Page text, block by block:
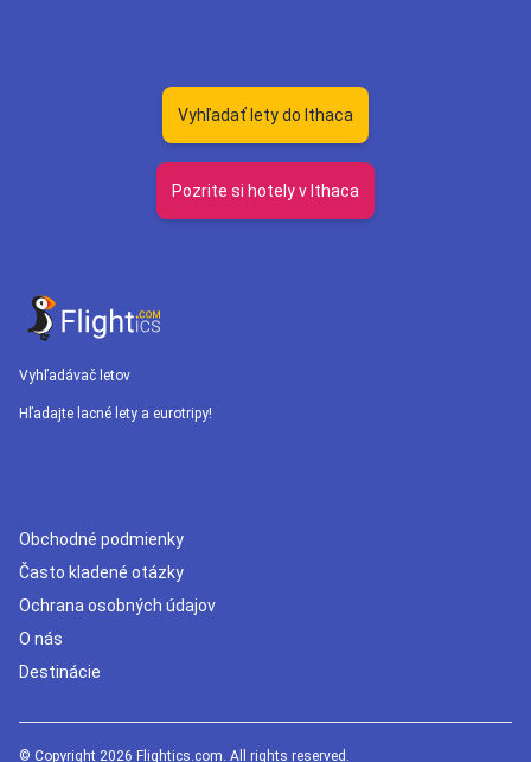
Vyhľadať lety do Ithaca
Pozrite si hotely v Ithaca
Vyhľadávač letov
Hľadajte lacné lety a eurotripy!
Obchodné podmienky
Často kladené otázky
Ochrana osobných údajov
O nás
Destinácie
© Copyright 2026 Flightics.com. All rights reserved.